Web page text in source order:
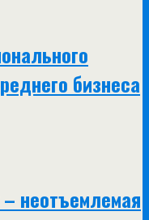
бизнеса
неотъемлемая